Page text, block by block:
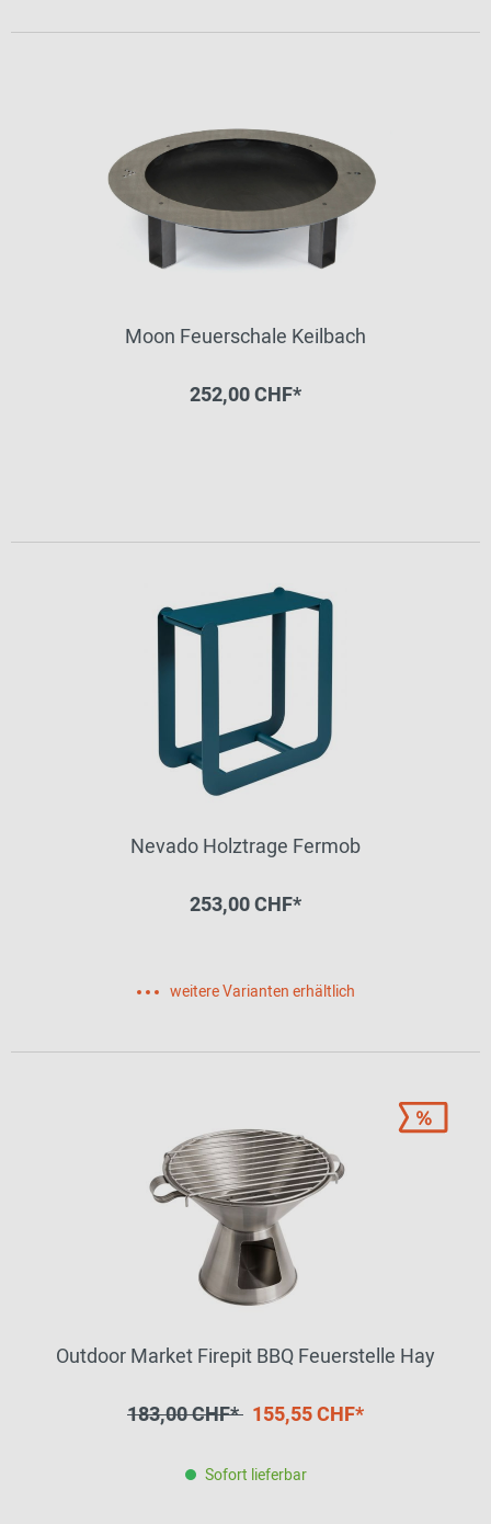
Moon Feuerschale Keilbach
252,00 CHF*
Nevado Holztrage Fermob
253,00 CHF*
weitere Varianten erhältlich
Outdoor Market Firepit BBQ Feuerstelle Hay
183,00 CHF* 155,55 CHF*
Sofort lieferbar